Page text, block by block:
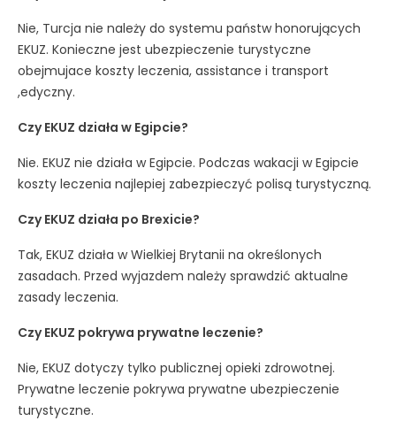
Nie, Turcja nie należy do systemu państw honorujących
EKUZ. Konieczne jest ubezpieczenie turystyczne
obejmujace koszty leczenia, assistance i transport
,edyczny.
Czy EKUZ działa w Egipcie?
Nie. EKUZ nie działa w Egipcie. Podczas wakacji w Egipcie
koszty leczenia najlepiej zabezpieczyć polisą turystyczną.
Czy EKUZ działa po Brexicie?
Tak, EKUZ działa w Wielkiej Brytanii na określonych
zasadach. Przed wyjazdem należy sprawdzić aktualne
zasady leczenia.
Czy EKUZ pokrywa prywatne leczenie?
Nie, EKUZ dotyczy tylko publicznej opieki zdrowotnej.
Prywatne leczenie pokrywa prywatne ubezpieczenie
turystyczne.